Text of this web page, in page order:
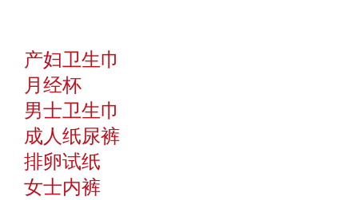
产妇卫生巾
月经杯
男士卫生巾
成人纸尿裤
排卵试纸
女士内裤